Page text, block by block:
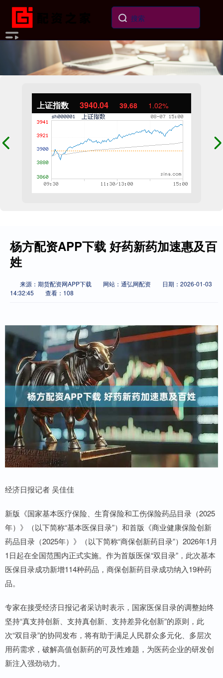
上证指数 3940.04 39.68 1.02%
杨方配资APP下载 好药新药加速惠及百
姓
来源：期货配资网APP下载 网站：通弘网配资
日期：2026-01-03
14:32:45
查看：108
经济日报记者 吴佳佳
新版《国家基本医疗保险、生育保险和工伤保险药品目录（2025
年）》（以下简称“基本医保目录”）和首版《商业健康保险创新
药品目录（2025年）》（以下简称“商保创新药目录”）2026年1月
1日起在全国范围内正式实施。作为首版医保“双目录”，此次基本
医保目录成功新增114种药品，商保创新药目录成功纳入19种药
品。
专家在接受经济日报记者采访时表示，国家医保目录的调整始终
坚持“真支持创新、支持真创新、支持差异化创新”的原则，此
次“双目录”的协同发布，将有助于满足人民群众多元化、多层次
用药需求，破解高值创新药的可及性难题，为医药企业的研发创
新注入强劲动力。